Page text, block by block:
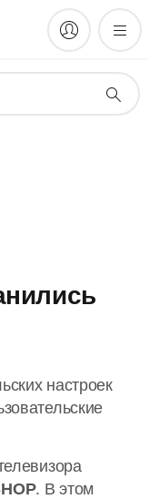
настроек
. В этом